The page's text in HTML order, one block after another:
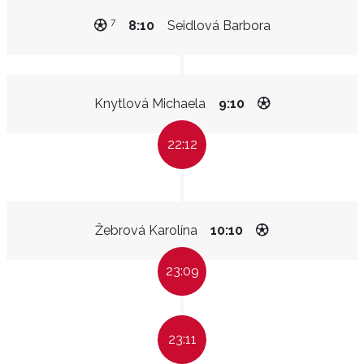
Seidlová Barbora
8:10
7
Knytlová Michaela 9:10
22:12
Žebrová Karolína 10:10
23:09
23:11